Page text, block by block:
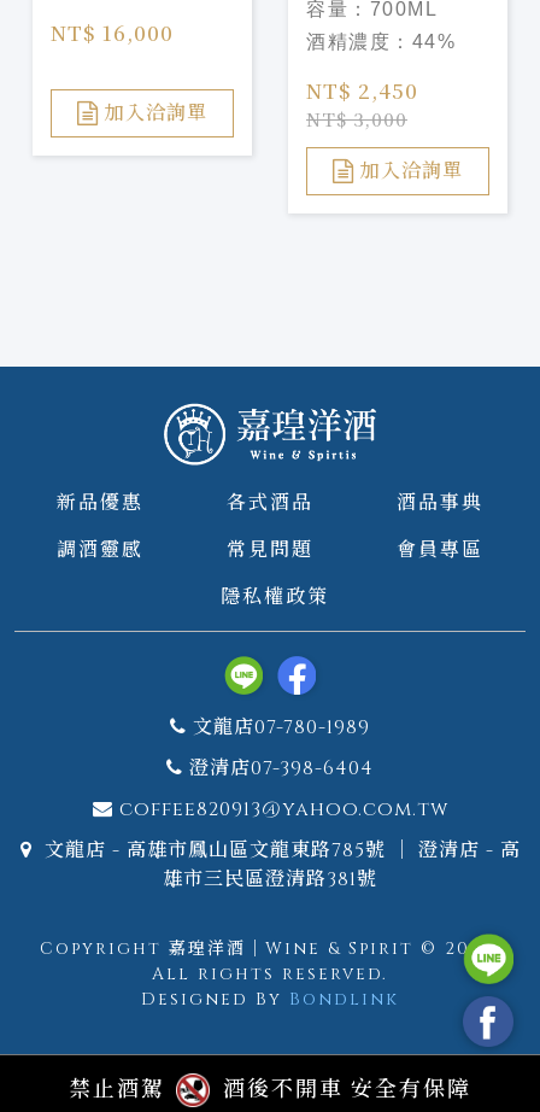
NT$ 16,000
加入洽詢單
700mlHighland
Park 15 Year Old
Viking Heart
容量： 700ML
酒精濃度： 44%
NT$ 2,450
NT$ 3,000
加入洽詢單
新品優惠 各式酒品
酒品事典
調酒靈感
常見問題
會員專區
隱私權政策
文龍店07-780-1989
澄清店07-398-6404
coffee820913@yahoo.com.tw
文龍店 - 高雄市鳳山區文龍東路785號 ｜ 澄清店 - 高
雄市三民區澄清路381號
Copyright 嘉瑝洋酒｜Wine & Spirit © 2026.
All rights reserved.
Designed By Bondlink
禁止酒駕 酒後不開車 安全有保障